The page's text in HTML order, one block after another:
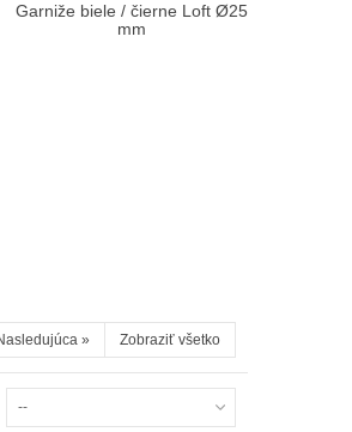
Garniže biele / čierne Loft Ø25
mm
» Zobraziť všetko
--